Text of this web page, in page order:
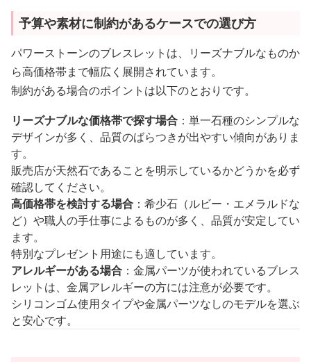
予算や素材に制約があるケースでの選び方
パワーストーンのブレスレットは、リーズナブルなものか
ら高価格帯まで幅広く展開されています。
制約がある場合のポイントは以下のとおりです。
リーズナブルな価格帯で探す場合 ：単一石種のシンプルな
デザインが多く、品質のばらつきが出やすい傾向がありま
す。
販売店が天然石であることを明示しているかどうかを必ず
確認してください。
高価格帯を検討する場合 ：希少石（ルビー・エメラルドな
ど）や職人の手仕事によるものが多く、品質が安定してい
ます。
特別なプレゼント用途にも適しています。
アレルギーがある場合 ：金属パーツが使われているブレス
レットは、金属アレルギーの方には注意が必要です。
シリコンゴム使用タイプや金属パーツなしのモデルを選ぶ
と安心です。